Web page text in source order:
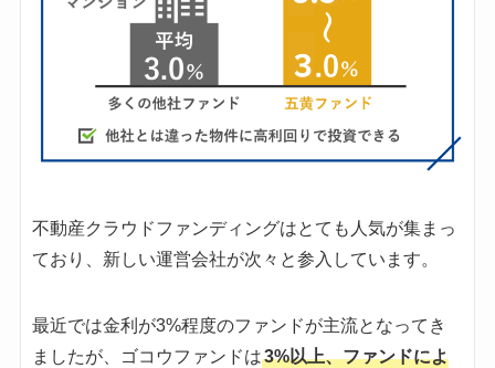
不動産クラウドファンディングはとても人気が集まっ
ており、新しい運営会社が次々と参入しています。
最近では金利が3%程度のファンドが主流となってき
ましたが、ゴコウファンドは3%以上、ファンドによ